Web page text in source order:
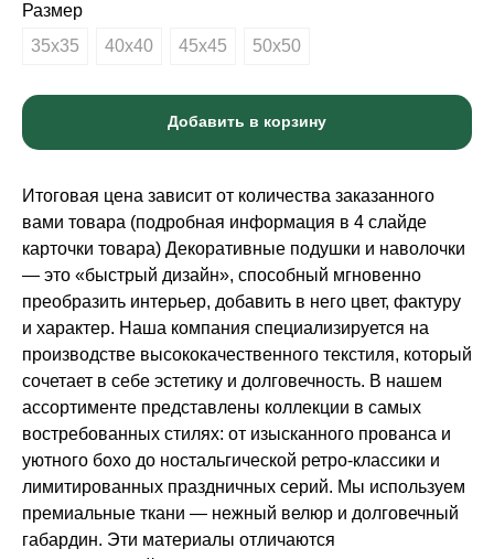
Размер
35х35
40х40 45х45 50х50
Добавить в корзину
Итоговая цена зависит от количества заказанного
вами товара (подробная информация в 4 слайде
карточки товара) Декоративные подушки и наволочки
— это «быстрый дизайн», способный мгновенно
преобразить интерьер, добавить в него цвет, фактуру
и характер. Наша компания специализируется на
производстве высококачественного текстиля, который
сочетает в себе эстетику и долговечность. В нашем
ассортименте представлены коллекции в самых
востребованных стилях: от изысканного прованса и
уютного бохо до ностальгической ретро-классики и
лимитированных праздничных серий. Мы используем
премиальные ткани — нежный велюр и долговечный
габардин. Эти материалы отличаются